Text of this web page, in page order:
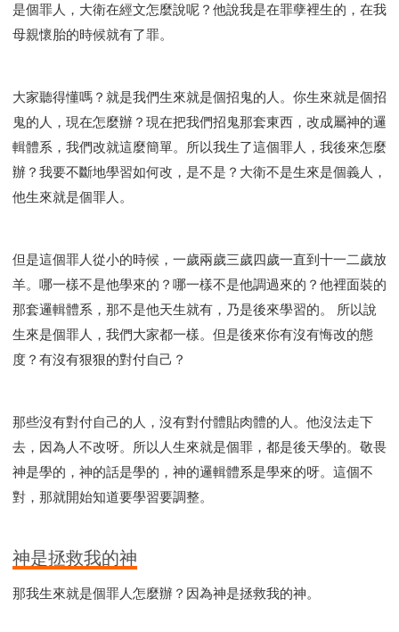
是個罪人，大衛在經文怎麼說呢？他說我是在罪孽裡生的，在我
母親懷胎的時候就有了罪。
大家聽得懂嗎？就是我們生來就是個招鬼的人。你生來就是個招
鬼的人，現在怎麼辦？現在把我們招鬼那套東西，改成屬神的邏
輯體系，我們改就這麼簡單。所以我生了這個罪人，我後來怎麼
辦？我要不斷地學習如何改，是不是？大衛不是生來是個義人，
他生來就是個罪人。
但是這個罪人從小的時候，一歲兩歲三歲四歲一直到十一二歲放
羊。哪一樣不是他學來的？哪一樣不是他調過來的？他裡面裝的
那套邏輯體系，那不是他天生就有，乃是後來學習的。 所以說
生來是個罪人，我們大家都一樣。但是後來你有沒有悔改的態
度？有沒有狠狠的對付自己？
那些沒有對付自己的人，沒有對付體貼肉體的人。他沒法走下
去，因為人不改呀。所以人生來就是個罪，都是後天學的。敬畏
神是學的，神的話是學的，神的邏輯體系是學來的呀。這個不
對，那就開始知道要學習要調整。
神是拯救我的神
那我生來就是個罪人怎麼辦？因為神是拯救我的神。